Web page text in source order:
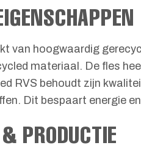
van hoogwaardig
materiaal. De fles
RVS behoudt zijn
Dit bespaart energie
PRODUCTIE